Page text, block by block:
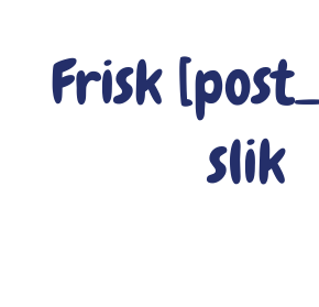
Frisk
slik